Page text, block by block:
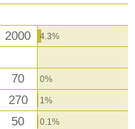
2000 4.3%
70 0%
270 1%
50 0.1%